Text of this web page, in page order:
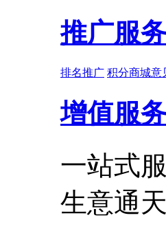
推广服
排名推广 积分商城意
增值服
一站式
生意通